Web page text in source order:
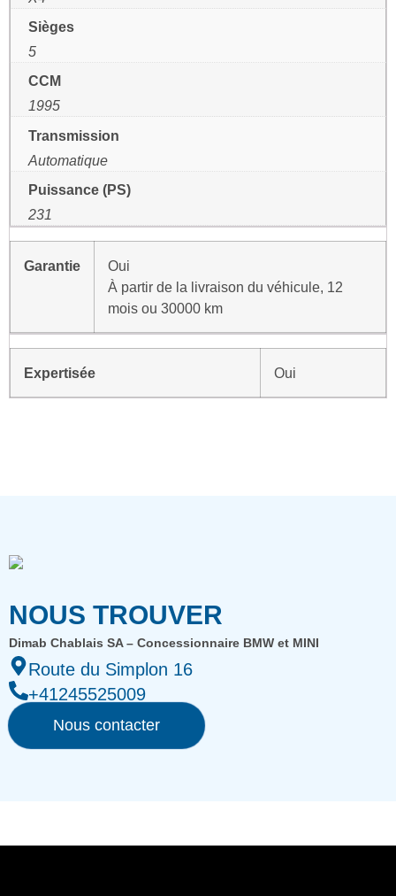
Sièges
5
CCM
1995
Transmission
Automatique
Puissance (PS)
231
Garantie
Oui
À partir de la livraison du véhicule, 12
mois ou 30000 km
Expertisée Oui
NOUS TROUVER
Dimab Chablais SA – Concessionnaire BMW et MINI
Route du Simplon 16
+41245525009
Nous contacter